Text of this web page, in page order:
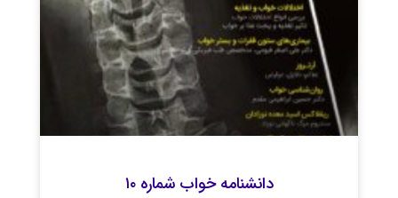
دانشنامه خواب شماره ۱۰